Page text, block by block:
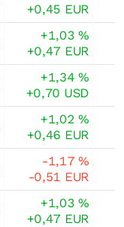
+0,45 EUR
+1,03%
+0,47 EUR
+1,34%
+0,70 USD
+1,02%
+0,46 EUR
-1,17%
-0,51 EUR
+1,03%
+0,47 EUR